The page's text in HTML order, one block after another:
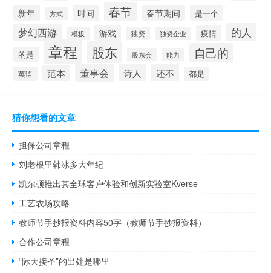
新年 方式 时间 春节 春节期间 是一个
梦幻西游 模板 游戏 独资 独资企业 疫情 的人
的是 章程 股东 股东会 能力 自己的
英语 范本 董事会 诗人 还不 都是
猜你想看的文章
担保公司章程
刘老根里韩冰多大年纪
凯尔顿推出其全球客户体验和创新实验室Kverse
工艺农场攻略
教师节手抄报资料内容50字（教师节手抄报资料）
合作公司章程
“际天接圣”的出处是哪里